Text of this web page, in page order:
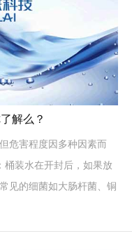
解么？
危害程度因多种因素而
桶装水在开封后，如果放
见的细菌如大肠杆菌、铜